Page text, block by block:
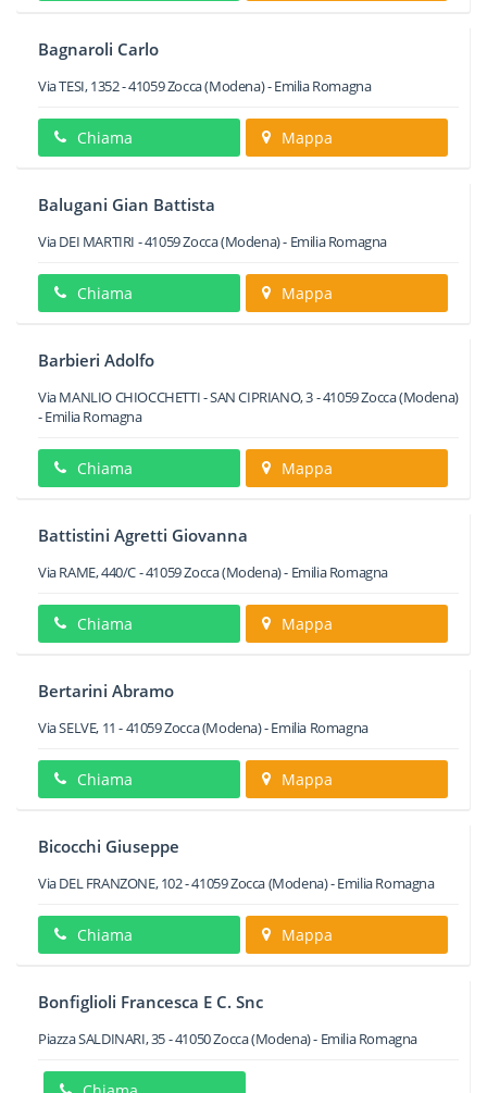
Bagnaroli Carlo
Via TESI, 1352-41059Zocca(Modena) -Emilia Romagna
Chiama Mappa
Balugani Gian Battista
Via DEI MARTIRI -41059Zocca(Modena) - Emilia Romagna
Chiama Mappa
Barbieri Adolfo
Via MANLIO CHIOCCHETTI - SAN CIPRIANO, 3-41059Zocca(Modena)
-Emilia Romagna
Chiama Mappa
Battistini Agretti Giovanna
Via RAME, 440/C-41059Zocca(Modena) - Emilia Romagna
Chiama Mappa
Bertarini Abramo
Via SELVE, 11 -41059Zocca(Modena) -Emilia Romagna
Chiama Mappa
Bicocchi Giuseppe
Via DEL FRANZONE, 102-41059Zocca(Modena) -Emilia Romagna
Chiama Mappa
Bonfiglioli Francesca E C. Snc
Piazza SALDINARI, 35-41050Zocca(Modena) - Emilia Romagna